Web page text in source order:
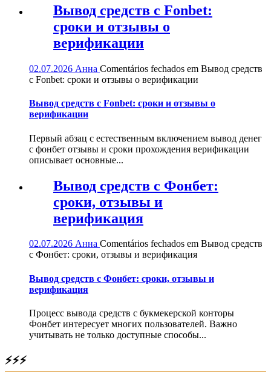
Вывод средств с Fonbet:
сроки и отзывы о
верификации
02.07.2026 Анна Comentários fechados em Вывод средств
с Fonbet: сроки и отзывы о верификации
Вывод средств с Fonbet: сроки и отзывы о
верификации
Первый абзац с естественным включением вывод денег
с фонбет отзывы и сроки прохождения верификации
описывает основные...
Вывод средств с Фонбет:
сроки, отзывы и
верификация
02.07.2026 Анна Comentários fechados em Вывод средств
с Фонбет: сроки, отзывы и верификация
Вывод средств с Фонбет: сроки, отзывы и
верификация
Процесс вывода средств с букмекерской конторы
Фонбет интересует многих пользователей. Важно
учитывать не только доступные способы...
⚡⚡⚡